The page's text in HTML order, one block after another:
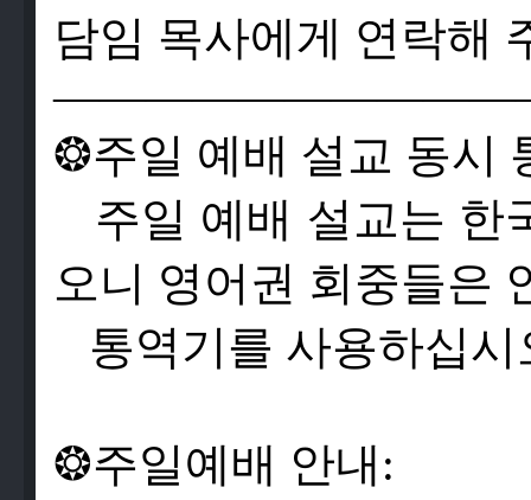
담임 목사에게 연 락해
❂주일 예배 설 교 동시
주일 예배 설 교는 한
오니 영어 권 회중들은
통역 기를 사용하십시
❂주일예배 안내: